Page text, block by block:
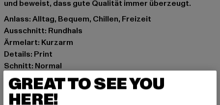
und beweist, dass gute Qualität immer überzeugt.
Anlass: Alltag, Bequem, Chillen, Freizeit
Ausschnitt: Rundhals
Ärmelart: Kurzarm
Details: Print
Schnitt: Normal
Marke: Sixth June
Kat.: T-Shirts
Farbe: schwarz
GREAT TO SEE YOU
HERE!